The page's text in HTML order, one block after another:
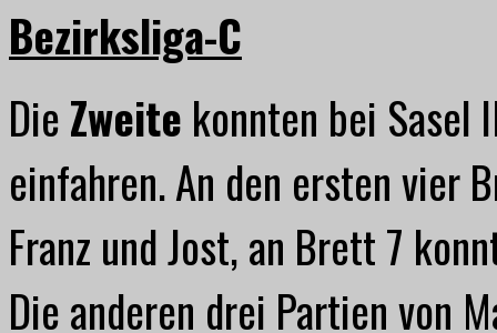
Bezirksliga-C
DieZweite konnten bei Sasel
einfahren. An den ersten vier
Franz und Jost, an Brett 7
Die anderen drei Partien von